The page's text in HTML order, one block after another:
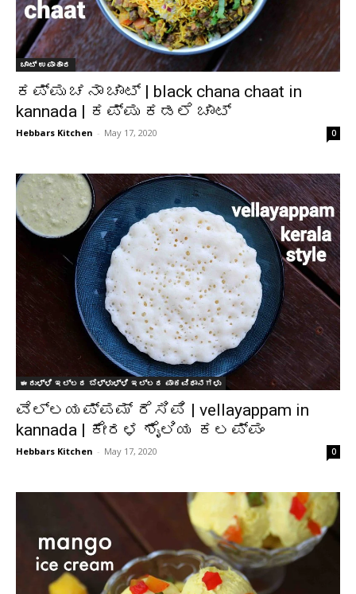
ಚಾಟ್ ಉಪಾಹಾರ
ಕಪ್ಪು ಚನಾ ಚಾಟ್ | black chana chaat in
kannada | ಕಪ್ಪು ಕಡಲೆ ಚಾಟ್
Hebbars Kitchen - May 17, 2020 0
ಈರುಳ್ಳಿ ಇಲ್ಲದ ಬೆಳ್ಳುಳ್ಳಿ ಇಲ್ಲದ ಪಾಕವಿಧಾನಗಳು
ವೆಲ್ಲಯಪ್ಪಮ್ ರೆಸಿಪಿ | vellayappam in
kannada | ಕೇರಳ ಶೈಲಿಯ ಕಲಪ್ಪಂ
Hebbars Kitchen - May 17, 2020 0